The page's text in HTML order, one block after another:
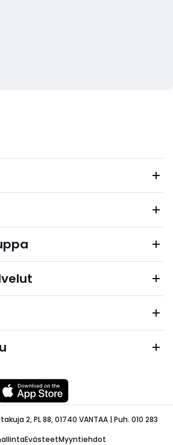
2, PL 88, 01740 VANTAA | Puh. 010 283
EvästeetMyyntiehdot